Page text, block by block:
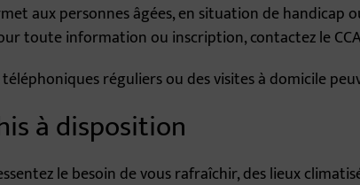
aux personnes âgées, en situation de handicap
toute information ou inscription, contactez le
réguliers ou des visites à domicile
à disposition
le besoin de vous rafraîchir, des lieux